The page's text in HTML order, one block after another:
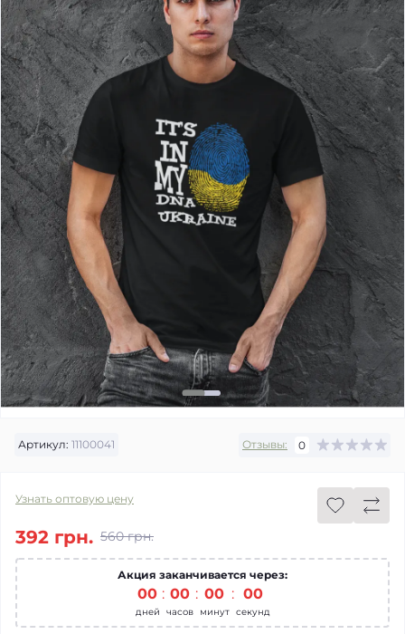
Артикул: 11100041 Отзывы: 0
Узнать оптовую цену
560 грн.
392 грн.
Акция заканчивается через:
00
дней
00
часов
00
минут
00
секунд